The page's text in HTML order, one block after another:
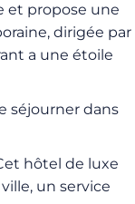
et propose une
dirigée par
a une étoile
séjourner dans
hôtel de luxe
un service